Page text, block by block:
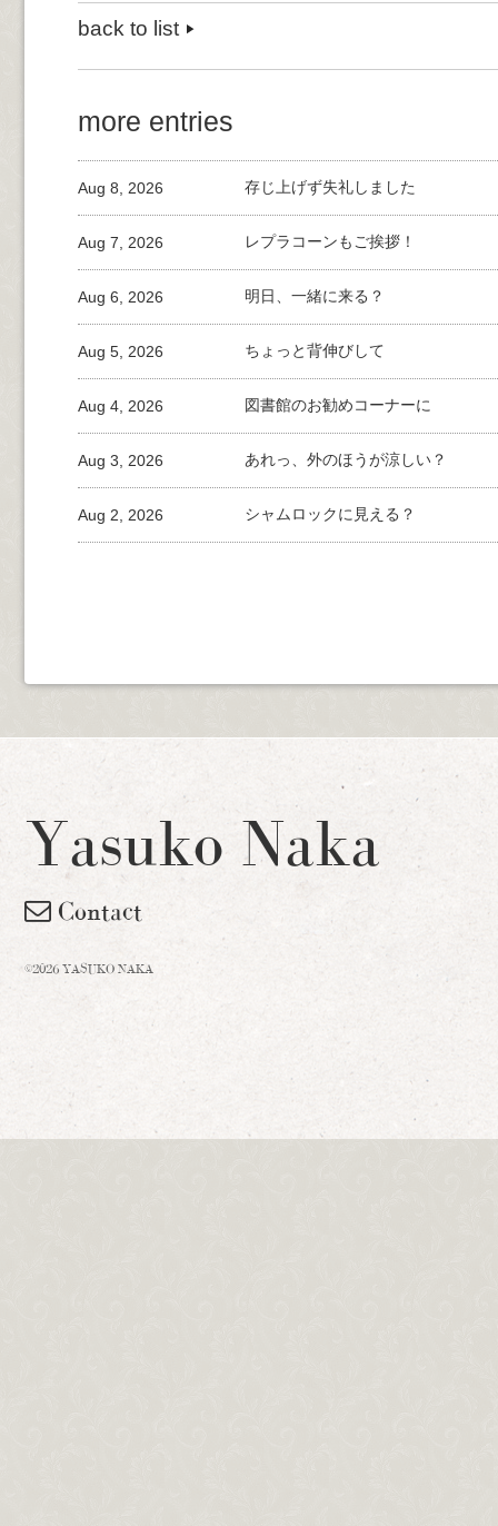
back to list
more entries
存じ上げず失礼しました
Aug 8, 2026
レプラコーンもご挨拶！
Aug 7, 2026
明日、一緒に来る？
Aug 6, 2026
ちょっと背伸びして
Aug 5, 2026
図書館のお勧めコーナーに
Aug 4, 2026
あれっ、外のほうが涼しい？
Aug 3, 2026
シャムロックに見える？
Aug 2, 2026
Yasuko Naka
Contact
©2026 YASUKO NAKA